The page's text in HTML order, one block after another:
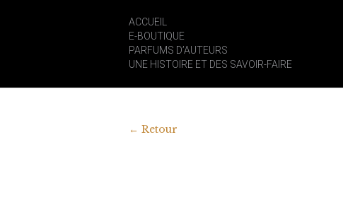
ACCUEIL
E-BOUTIQUE
PARFUMS D’AUTEURS
UNE HISTOIRE ET DES SAVOIR-FAIRE
← Retour